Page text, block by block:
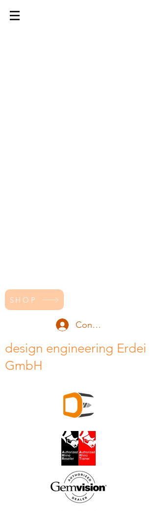
SHOP
Conectează-te
design engineering Erdei
GmbH